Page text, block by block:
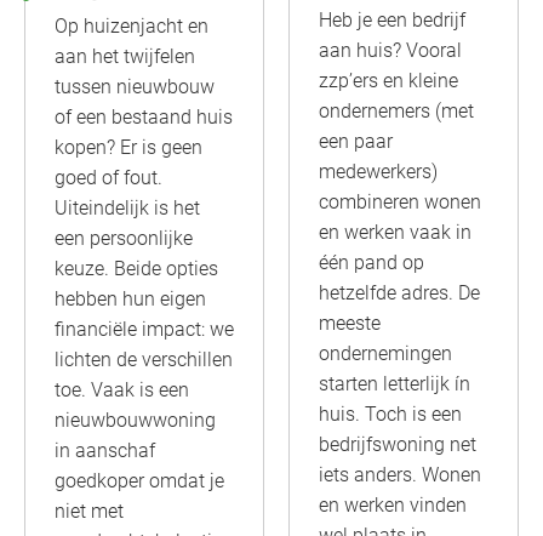
Op huizenjacht en
aan het twijfelen
tussen nieuwbouw
of een bestaand huis
kopen? Er is geen
goed of fout.
Uiteindelijk is het
een persoonlijke
keuze. Beide opties
hebben hun eigen
financiële impact: we
lichten de verschillen
toe. Vaak is een
nieuwbouwwoning
in aanschaf
goedkoper omdat je
niet met
Heb je een bedrijf
aan huis? Vooral
zzp’ers en kleine
ondernemers (met
een paar
medewerkers)
combineren wonen
en werken vaak in
één pand op
hetzelfde adres. De
meeste
ondernemingen
starten letterlijk ín
huis. Toch is een
bedrijfswoning net
iets anders. Wonen
en werken vinden